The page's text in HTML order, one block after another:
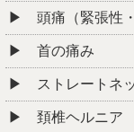
一